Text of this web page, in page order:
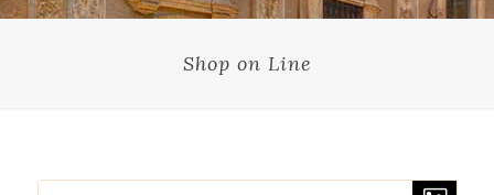
Shop on Line